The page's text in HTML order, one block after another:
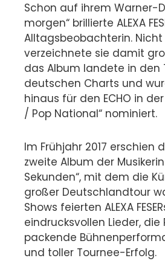
Schon auf ihrem Warner-
morgen“ brillierte ALEXA
Alltagsbeobachterin.
verzeichnete sie damit
das Album landete in den
deutschen Charts und
hinaus für den ECHO in
/ Pop National“ nominiert.
Im Frühjahr 2017 erschien
zweite Album der
Sekunden“, mit dem die
großer Deutschlandtour
Shows feierten ALEXA
eindrucksvollen Lieder,
packende
und toller Tournee-Erfolg.